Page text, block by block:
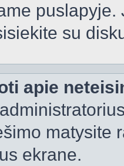
su
apie
matysite
ekrane.